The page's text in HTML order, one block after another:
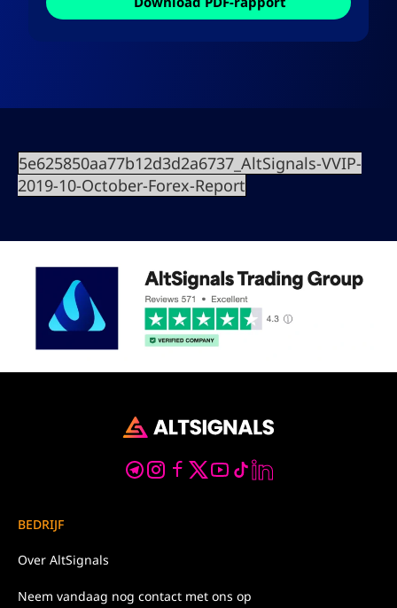
5e625850aa77b12d3d2a6737_AltSignals-VVIP-
2019-10-October-Forex-Report
BEDRIJF
Over AltSignals
Neem vandaag nog contact met ons op